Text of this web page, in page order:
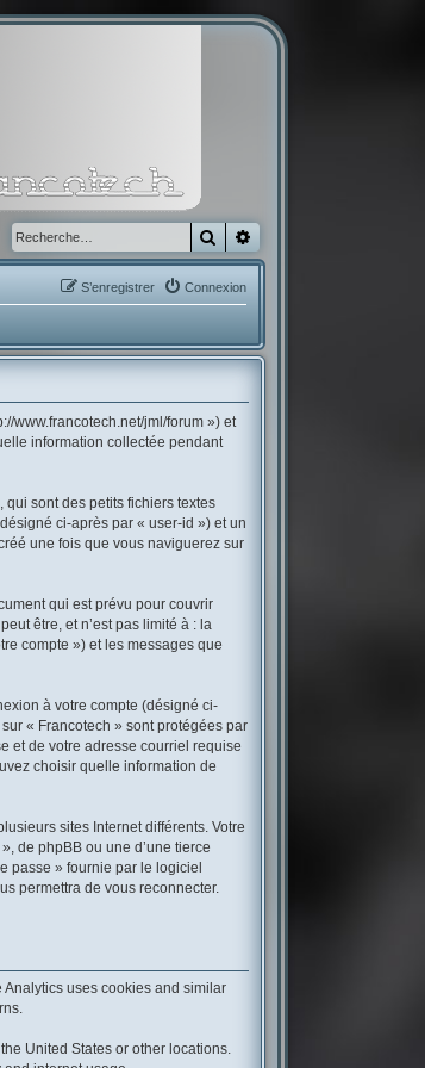
Rechercher
Connexion
S’enregistrer
www.francotech.net/jml/forum ») et
information collectée pendant
sont des petits fichiers textes
ci-après par « user-id ») et un
une fois que vous naviguerez sur
qui est prévu pour couvrir
être, et n’est pas limité à : la
compte ») et les messages que
à votre compte (désigné ci-
« Francotech » sont protégées par
et de votre adresse courriel requise
choisir quelle information de
sites Internet différents. Votre
de phpBB ou une d’une tierce
passe » fournie par le logiciel
permettra de vous reconnecter.
Analytics uses cookies and similar
United States or other locations.